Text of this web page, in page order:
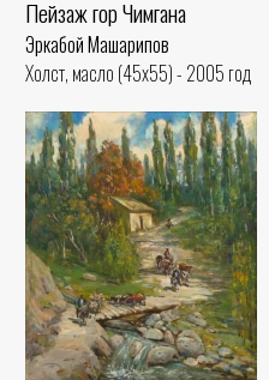
Пейзаж гор Чимгана
Эркабой Машарипов
Холст, масло (45x55) - 2005 год